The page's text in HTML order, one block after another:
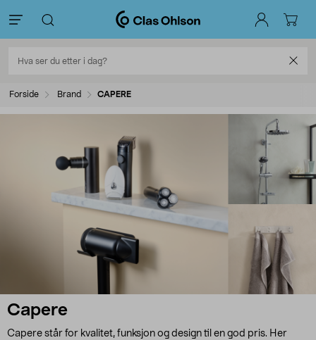
Forside Brand CAPERE
Capere
Capere står for kvalitet, funksjon og design til en god pris. Her